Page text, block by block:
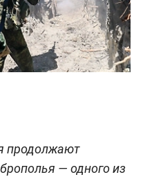
продолжают
— одного из